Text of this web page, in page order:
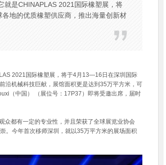
就是CHINAPLAS 2021国际橡塑展，将
地的优质橡塑供应商，推出海量创新材
2021国际橡塑展，将于4月13—16日在深圳国际
沿机械科技巨献，展馆面积更是达到35万平方米，可
（中国） （展位号：17P37）即将受邀出席，届时
都有一定的专业性，并且荣获了全球展览业协会
。今年首次移师深圳，就以35万平方米的展场面积